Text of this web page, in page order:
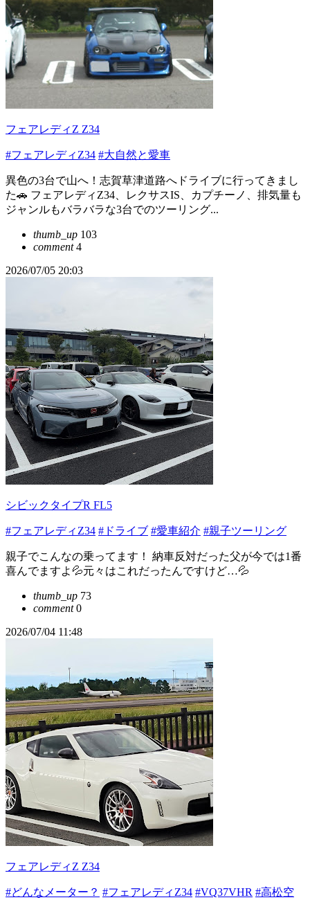
フェアレディZ Z34
#フェアレディZ34 #大自然と愛車
異色の3台で山へ！志賀草津道路へドライブに行ってきまし
た🚗 ​フェアレディZ34、レクサスIS、カプチーノ、排気量も
ジャンルもバラバラな3台でのツーリング...
thumb_up 103
comment4
2026/07/05 20:03
シビックタイプR FL5
#フェアレディZ34 #ドライブ #愛車紹介 #親子ツーリング
親子でこんなの乗ってます！ 納車反対だった父が今では1番
喜んでますよ💦元々はこれだったんですけど…💦
thumb_up 73
comment0
2026/07/04 11:48
フェアレディZ Z34
#どんなメーター？ #フェアレディZ34 #VQ37VHR #高松空